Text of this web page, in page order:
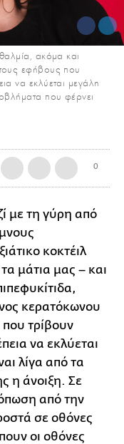
ακόμα και
εφήβους που
να εκλύεται μεγάλη
που φέρνει
0
με τη γύρη από
κοκτέιλ
μάτια μας – και
κερατόκωνου
που τρίβουν
να εκλύεται
λίγα από τα
η άνοιξη. Σε
από την
σε οθόνες
οι οθόνες